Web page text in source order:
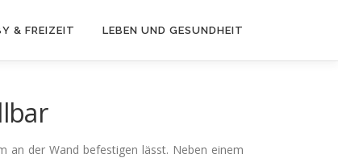
& FREIZEIT LEBEN UND GESUNDHEIT
an der Wand befestigen lässt. Neben einem